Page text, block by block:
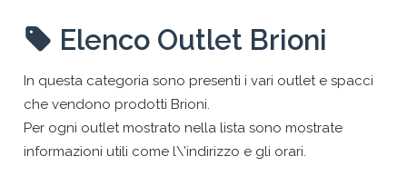
Elenco Outlet Brioni
In questa categoria sono presenti i vari outlet e spacci
che vendono prodotti Brioni.
Per ogni outlet mostrato nella lista sono mostrate
informazioni utili come l\’indirizzo e gli orari.